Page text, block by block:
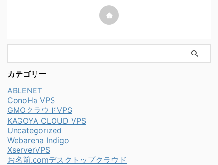
カテゴリー
ABLENET
ConoHa VPS
GMOクラウドVPS
KAGOYA CLOUD VPS
Uncategorized
Webarena Indigo
XserverVPS
お名前.comデスクトップクラウド